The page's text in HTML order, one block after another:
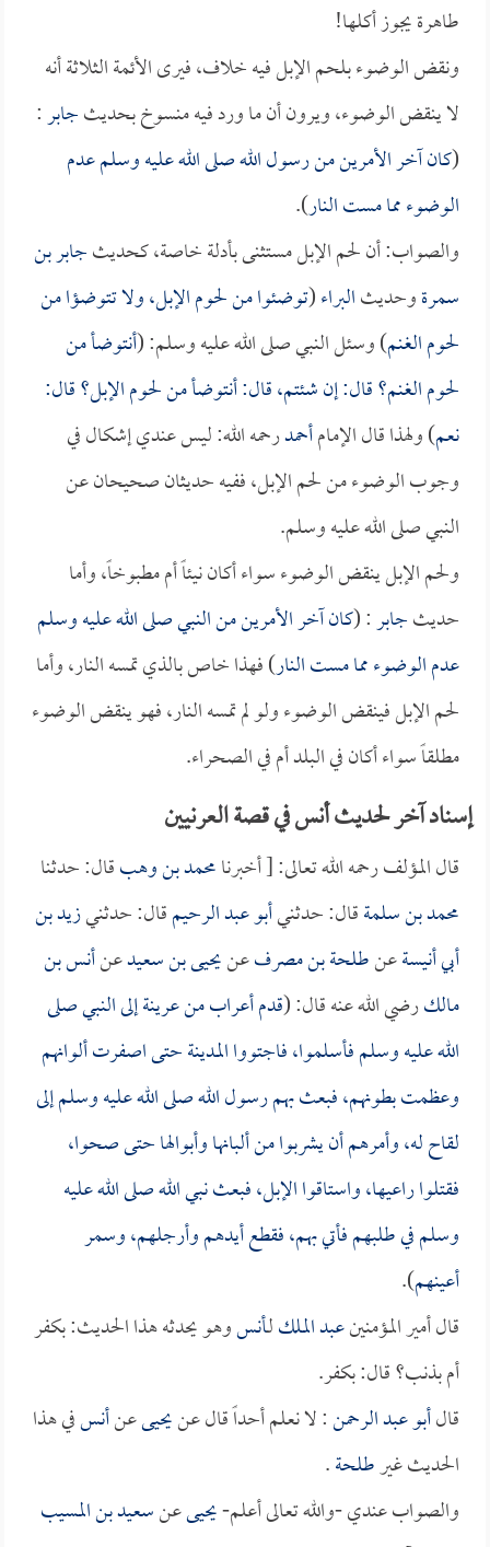
طاهرة يجوز أكلها!
ونقض الوضوء بلحم الإبل فيه خلاف، فيرى الأئمة الثلاثة أنه
لا ينقض الوضوء، ويرون أن ما ورد فيه منسوخ بحديثجابر:
(كان آخر الأمرين من رسول الله صلى الله عليه وسلم عدم
الوضوء مما مست النار).
والصواب: أن لحم الإبل مستثنى بأدلة خاصة، كحديثجابر بن
سمرةوحديثالبراء(توضئوا من لحوم الإبل، ولا تتوضؤا من
لحوم الغنم) وسئل النبي صلى الله عليه وسلم: (أنتوضأ من
لحوم الغنم؟ قال: إن شئتم، قال: أنتوضأ من لحوم الإبل؟ قال:
نعم) ولهذا قال الإمامأحمدرحمه الله: ليس عندي إشكال في
وجوب الوضوء من لحم الإبل، ففيه حديثان صحيحان عن
النبي صلى الله عليه وسلم.
ولحم الإبل ينقض الوضوء سواء أكان نيئاً أم مطبوخاً، وأما
حديثجابر: (كان آخر الأمرين من النبي صلى الله عليه وسلم
عدم الوضوء مما مست النار) فهذا خاص بالذي تمسه النار، وأما
لحم الإبل فينقض الوضوء ولو لم تمسه النار، فهو ينقض الوضوء
مطلقاً سواء أكان في البلد أم في الصحراء.
إسناد آخر لحديث أنس في قصة العرنيين
قال المؤلف رحمه الله تعالى: [ أخبرنامحمد بن وهبقال: حدثنا
محمد بن سلمةقال: حدثنيأبو عبد الرحيمقال: حدثنيزيد بن
أبي أنيسةعنطلحة بن مصرفعنيحيى بن سعيدعنأنس بن
مالكرضي الله عنه قال: (قدم أعراب من عرينة إلى النبي صلى
الله عليه وسلم فأسلموا، فاجتووا المدينة حتى اصفرت ألوانهم
وعظمت بطونهم، فبعث بهم رسول الله صلى الله عليه وسلم إلى
لقاح له، وأمرهم أن يشربوا من ألبانها وأبوالها حتى صحوا،
فقتلوا راعيها، واستاقوا الإبل، فبعث نبي الله صلى الله عليه
وسلم في طلبهم فأتي بهم، فقطع أيدهم وأرجلهم، وسمر
أعينهم).
قال أمير المؤمنينعبد الملكلـأنسوهو يحدثه هذا الحديث: بكفر
أم بذنب؟ قال: بكفر.
قالأبو عبد الرحمن: لا نعلم أحداً قال عنيحيىعنأنسفي هذا
الحديث غيرطلحة.
والصواب عندي -والله تعالى أعلم-يحيىعنسعيد بن المسيب